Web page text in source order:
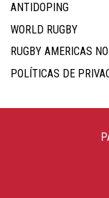
ANTIDOPING
WORLD RUGBY
RUGBY AMERICAS
POLÍTICAS DE